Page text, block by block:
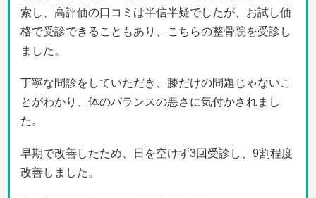
索し、高評価の口コミは半信半疑でしたが、お試し価
格で受診できることもあり、こちらの整骨院を受診し
ました。
丁寧な問診をしていただき、膝だけの問題じゃないこ
とがわかり、体のバランスの悪さに気付かされまし
た。
早期で改善したため、日を空けず3回受診し、9割程度
改善しました。